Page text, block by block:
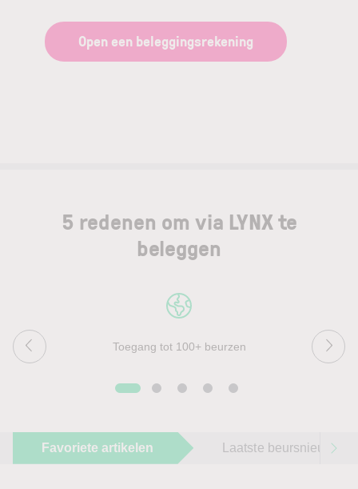
Open een beleggingsrekening
5 redenen om via LYNX te
beleggen
Toegang tot 100+ beurzen
Favoriete artikelen Laatste beursnieuws